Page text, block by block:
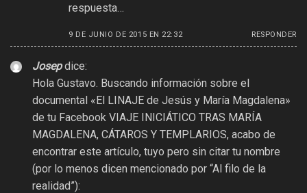
respuesta…
9 DE JUNIO DE 2015 EN 22:32 RESPONDER
Josep dice:
Hola Gustavo. Buscando información sobre el
documental «El LINAJE de Jesús y María Magdalena»
de tu Facebook VIAJE INICIÁTICO TRAS MARÍA
MAGDALENA, CÁTAROS Y TEMPLARIOS, acabo de
encontrar este artículo, tuyo pero sin citar tu nombre
(por lo menos dicen mencionado por “Al filo de la
realidad”):